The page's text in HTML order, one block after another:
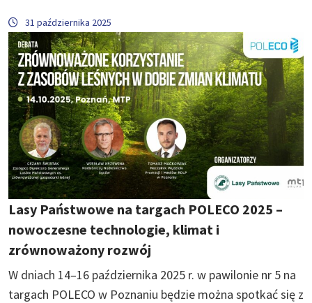
31 października 2025
Lasy Państwowe na targach POLECO 2025 –
nowoczesne technologie, klimat i
zrównoważony rozwój
W dniach 14–16 października 2025 r. w pawilonie nr 5 na
targach POLECO w Poznaniu będzie można spotkać się z